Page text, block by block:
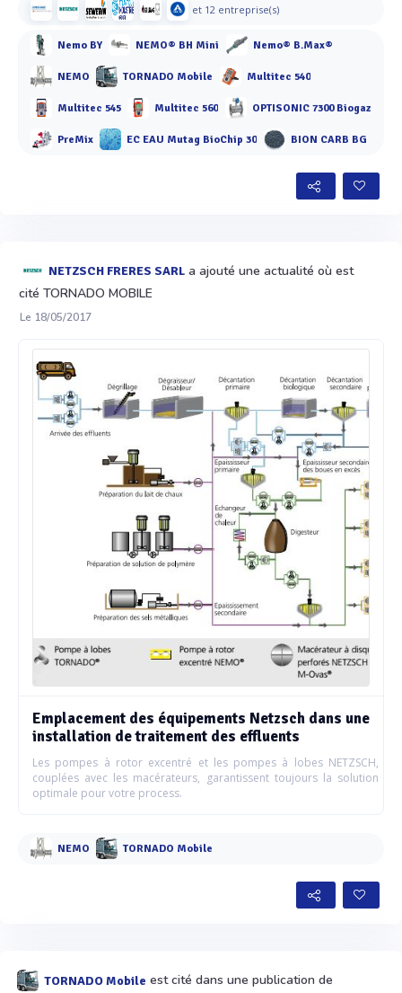
et 12 entreprise(s)
Nemo BY NEMO® BH Mini Nemo® B.Max®
NEMO TORNADO Mobile Multitec 540
Multitec 545 Multitec 560 OPTISONIC 7300 Biogaz
PreMix EC EAU Mutag BioChip 30 BION CARB BG
NETZSCH FRERES SARL a ajouté une actualité où est
cité TORNADO MOBILE
Le 18/05/2017
Emplacement des équipements Netzsch dans une
installation de traitement des effluents
Les pompes à rotor excentré et les pompes à lobes NETZSCH,
couplées avec les macérateurs, garantissent toujours la solution
optimale pour votre process.
NEMO TORNADO Mobile
TORNADO Mobile est cité dans une publication de